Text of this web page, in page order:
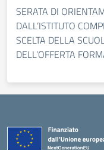
SERATA DI
DALL’ISTITUTO
SCELTA DELLA
DELL’OFFERTA